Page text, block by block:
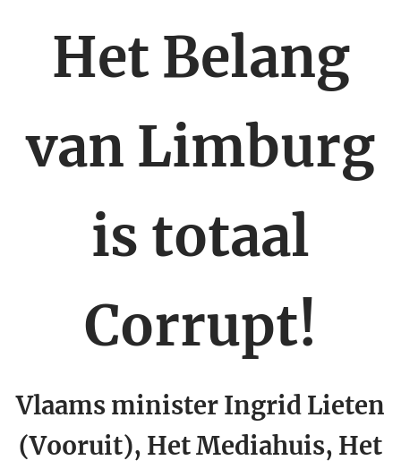
Het Belang
van Limburg
is totaal
Corrupt!
Vlaams minister Ingrid Lieten
(Vooruit), Het Mediahuis, Het